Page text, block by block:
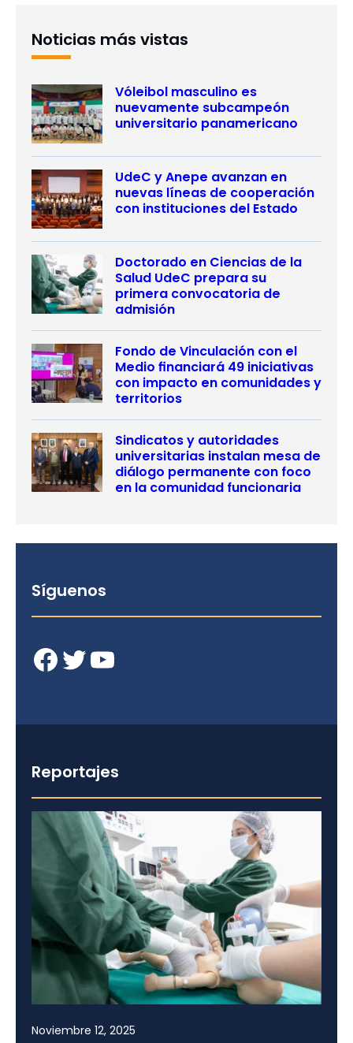
Noticias más vistas
Vóleibol masculino es
nuevamente subcampeón
universitario panamericano
UdeC y Anepe avanzan en
nuevas líneas de cooperación
con instituciones del Estado
Doctorado en Ciencias de la
Salud UdeC prepara su
primera convocatoria de
admisión
Fondo de Vinculación con el
Medio financiará 49 iniciativas
con impacto en comunidades y
territorios
Sindicatos y autoridades
universitarias instalan mesa de
diálogo permanente con foco
en la comunidad funcionaria
Síguenos
Facebook Twitter YouTube
Reportajes
Noviembre 12, 2025